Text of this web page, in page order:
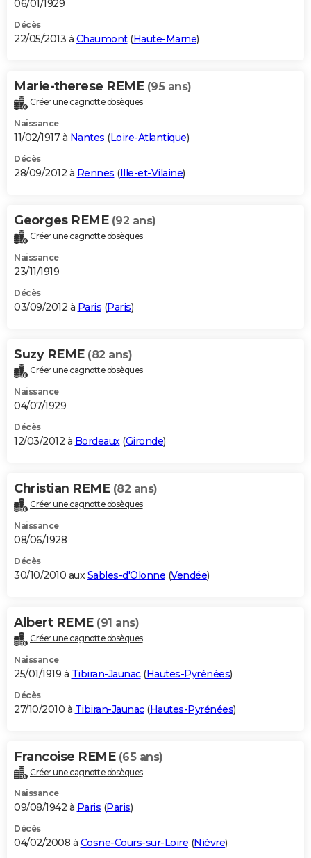
06/01/1929
Décès
22/05/2013 à Chaumont(Haute-Marne)
Marie-therese REME (95 ans)
Créer une cagnotte obsèques
Naissance
11/02/1917 à Nantes (Loire-Atlantique)
Décès
28/09/2012 à Rennes (Ille-et-Vilaine)
Georges REME (92 ans)
Créer une cagnotte obsèques
Naissance
23/11/1919
Décès
03/09/2012 à Paris (Paris)
Suzy REME (82 ans)
Créer une cagnotte obsèques
Naissance
04/07/1929
Décès
12/03/2012 à Bordeaux(Gironde)
Christian REME (82 ans)
Créer une cagnotte obsèques
Naissance
08/06/1928
Décès
30/10/2010 auxSables-d'Olonne (Vendée)
Albert REME (91 ans)
Créer une cagnotte obsèques
Naissance
25/01/1919 à Tibiran-Jaunac(Hautes-Pyrénées)
Décès
27/10/2010 à Tibiran-Jaunac(Hautes-Pyrénées)
Francoise REME (65 ans)
Créer une cagnotte obsèques
Naissance
09/08/1942 à Paris (Paris)
Décès
04/02/2008 à Cosne-Cours-sur-Loire (Nièvre)